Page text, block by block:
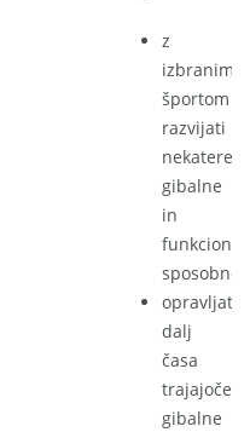
z
izbranim
športom
razvijati
nekatere
gibalne
in
opravljati
dalj
časa
trajajoče
gibalne